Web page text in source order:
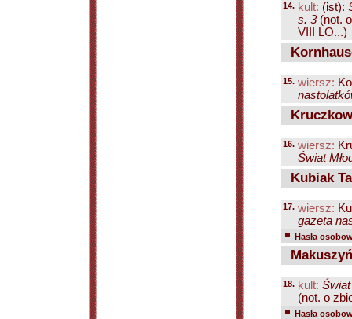
14. kult: (ist):
s. 3(not.
VIII LO...)
15. wiersz:
16. wiersz:
Świat
Kubiak
17. wiersz:
gazeta
Hasła
18. kult:
(not. o
Hasła